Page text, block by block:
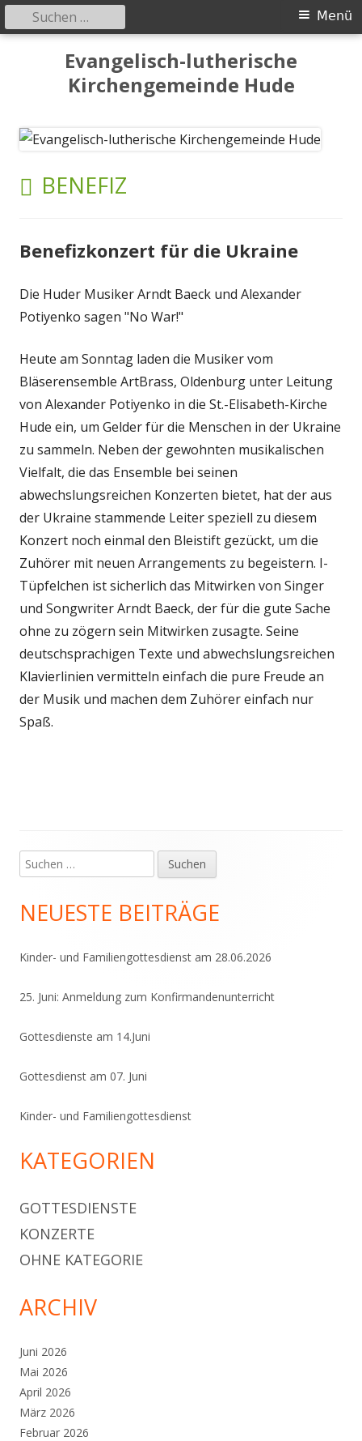
Evangelisch-lutherische
Kirchengemeinde Hude
Primäres
Menü
Suchen
nach:
SCHLAGWORT:
BENEFIZ
Benefizkonzert für die Ukraine
Die Huder Musiker Arndt Baeck und Alexander
Potiyenko sagen "No War!"
Heute am Sonntag laden die Musiker vom
Bläserensemble ArtBrass, Oldenburg unter Leitung
von Alexander Potiyenko in die St.-Elisabeth-Kirche
Hude ein, um Gelder für die Menschen in der Ukraine
zu sammeln. Neben der gewohnten musikalischen
Vielfalt, die das Ensemble bei seinen
abwechslungsreichen Konzerten bietet, hat der aus
der Ukraine stammende Leiter speziell zu diesem
Konzert noch einmal den Bleistift gezückt, um die
Zuhörer mit neuen Arrangements zu begeistern. I-
Tüpfelchen ist sicherlich das Mitwirken von Singer
und Songwriter Arndt Baeck, der für die gute Sache
ohne zu zögern sein Mitwirken zusagte. Seine
deutschsprachigen Texte und abwechslungsreichen
Klavierlinien vermitteln einfach die pure Freude an
der Musik und machen dem Zuhörer einfach nur
Spaß.
Haupt-
Seitenleiste
Suchen
nach:
NEUESTE BEITRÄGE
Kinder- und Familiengottesdienst am 28.06.2026
25. Juni: Anmeldung zum Konfirmandenunterricht
Gottesdienste am 14.Juni
Gottesdienst am 07. Juni
Kinder- und Familiengottesdienst
KATEGORIEN
GOTTESDIENSTE
KONZERTE
OHNE KATEGORIE
ARCHIV
Juni 2026
Mai 2026
April 2026
März 2026
Februar 2026